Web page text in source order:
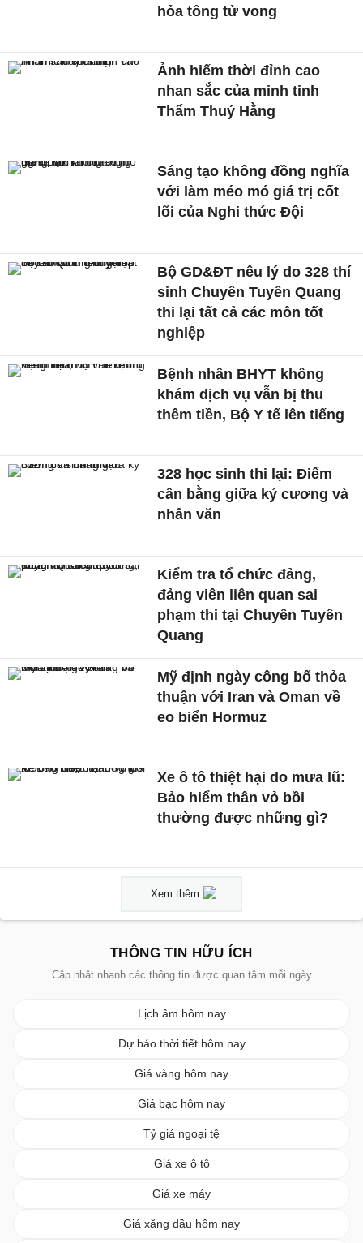
hỏa tông tử vong
Ảnh hiếm thời đỉnh cao
nhan sắc của minh tinh
Thẩm Thuý Hằng
Sáng tạo không đồng nghĩa
với làm méo mó giá trị cốt
lõi của Nghi thức Đội
Bộ GD&ĐT nêu lý do 328 thí
sinh Chuyên Tuyên Quang
thi lại tất cả các môn tốt
nghiệp
Bệnh nhân BHYT không
khám dịch vụ vẫn bị thu
thêm tiền, Bộ Y tế lên tiếng
328 học sinh thi lại: Điểm
cân bằng giữa kỷ cương và
nhân văn
Kiểm tra tổ chức đảng,
đảng viên liên quan sai
phạm thi tại Chuyên Tuyên
Quang
Mỹ định ngày công bố thỏa
thuận với Iran và Oman về
eo biển Hormuz
Xe ô tô thiệt hại do mưa lũ:
Bảo hiểm thân vỏ bồi
thường được những gì?
Xem thêm
THÔNG TIN HỮU ÍCH
Cập nhật nhanh các thông tin được quan tâm mỗi ngày
Lịch âm hôm nay
Dự báo thời tiết hôm nay
Giá vàng hôm nay
Giá bạc hôm nay
Tỷ giá ngoại tệ
Giá xe ô tô
Giá xe máy
Giá xăng dầu hôm nay